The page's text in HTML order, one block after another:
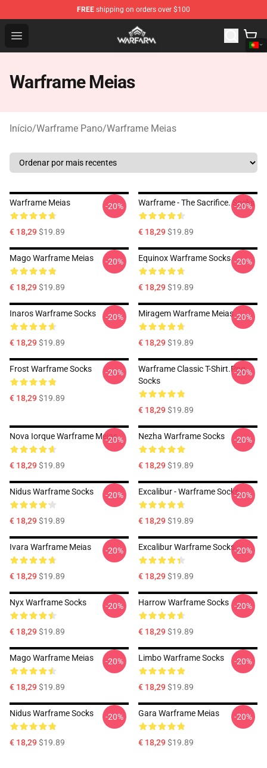
FREE shipping on orders over $100
Open menu
Warframe Shop - Official Warframe Merchandise Store
Warframe Meias
Início/Warframe Pano/Warframe Meias
Warframe Meias
€ 18,29$19.89
-20% Warframe - The Sacrifice. Socks
€ 18,29$19.89
-20%
Mago Warframe Meias
€ 18,29$19.89
-20% Equinox Warframe Socks
€ 18,29$19.89
-20%
Inaros Warframe Socks
€ 18,29$19.89
-20% Miragem Warframe Meias
€ 18,29$19.89
-20%
Frost Warframe Socks
€ 18,29$19.89
-20%
Warframe Classic T-Shirt.png
Socks
€ 18,29$19.89
-20%
Nova Iorque Warframe Meias
€ 18,29$19.89
-20% Nezha Warframe Socks
€ 18,29$19.89
-20%
Nidus Warframe Socks
€ 18,29$19.89
-20% Excalibur - Warframe Socks
€ 18,29$19.89
-20%
Ivara Warframe Meias
€ 18,29$19.89
-20% Excalibur Warframe Socks
€ 18,29$19.89
-20%
Nyx Warframe Socks
€ 18,29$19.89
-20% Harrow Warframe Socks
€ 18,29$19.89
-20%
Mago Warframe Meias
€ 18,29$19.89
-20% Limbo Warframe Socks
€ 18,29$19.89
-20%
Nidus Warframe Socks
€ 18,29$19.89
-20% Gara Warframe Meias
€ 18,29$19.89
-20%